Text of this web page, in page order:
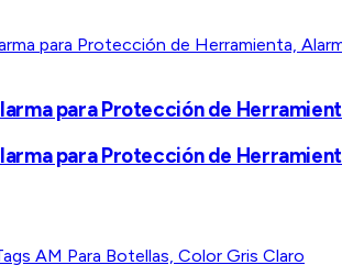
para Protección de
para Protección de